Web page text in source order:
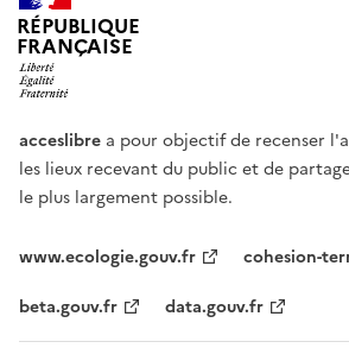
RÉPUBLIQUE
FRANÇAISE
acceslibre a pour objectif de recenser
les lieux recevant du public et de
le plus largement possible.
www.ecologie.gouv.fr
cohesion-
beta.gouv.fr
data.gouv.fr